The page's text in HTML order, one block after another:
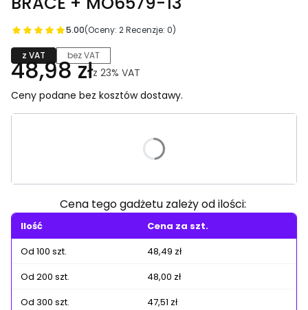
5.00(Oceny: 2 Recenzje: 0)
z VAT bez VAT
48,98 złz 23% VAT
Ceny podane bez kosztów dostawy.
Poszczególne warianty mogą różnić się ceną
Cena tego gadżetu zależy od ilości:
Ilość
Cena za szt.
Od 100 szt.
48,49 zł
Od 200 szt.
48,00 zł
Od 300 szt.
47,51 zł